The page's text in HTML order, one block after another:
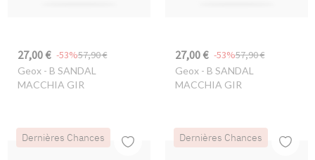
27,00 € 57,90 €
-53%
Geox- B SANDAL
MACCHIA GIR
27,00 € 57,90 €
-53%
Geox- B SANDAL
MACCHIA GIR
Dernières Chances Dernières Chances